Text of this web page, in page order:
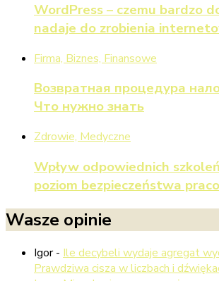
WordPress – czemu bardzo
nadaje do zrobienia
Firma, Biznes, Finansowe
Возвратная процедура
Что нужно знать
Zdrowie, Medyczne
Wpływ odpowiednich
poziom bezpieczeństwa
Wasze opinie
Igor- Ile decybeli wydaje agregat
Prawdziwa cisza w liczbach i